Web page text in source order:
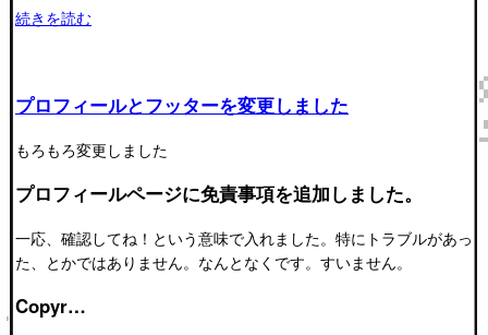
続きを読む
プロフィールとフッターを変更しました
もろもろ変更しました
プロフィールページに免責事項を追加しました。
一応、確認してね！という意味で入れました。特にトラブルがあっ
た、とかではありません。なんとなくです。すいません。
Copyr…